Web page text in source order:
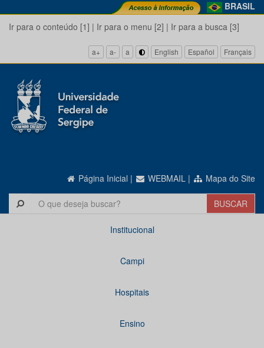
BRASIL
Ir para o conteúdo [1] | Ir para o menu [2] | Ir para a busca [3]
a+ a- a English Español Français
Página Inicial | WEBMAIL | Mapa do Site
Institucional
Campi
Hospitais
Ensino